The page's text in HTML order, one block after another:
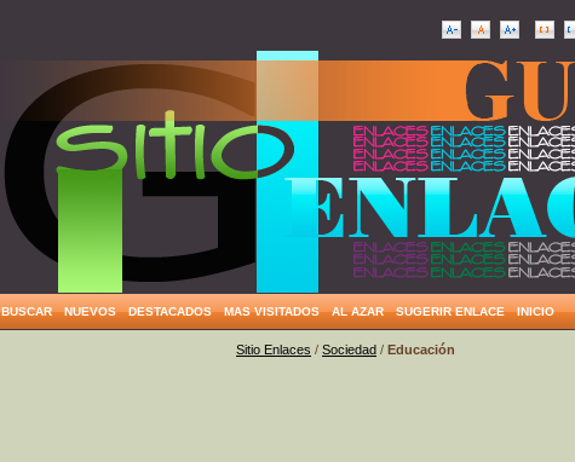
BUSCAR NUEVOS DESTACADOS MAS VISITADOS AL AZAR SUGERIR ENLACE INICIO
Sitio Enlaces / Sociedad / Educación